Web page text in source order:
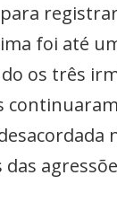
foi até
os três